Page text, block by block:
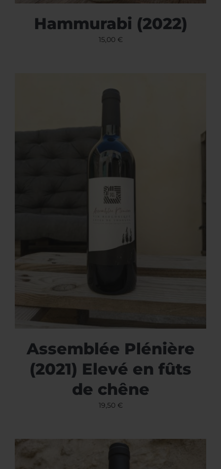
Hammurabi (2022)
15,00 €
Assemblée Plénière
(2021) Elevé en fûts
de chêne
19,50 €